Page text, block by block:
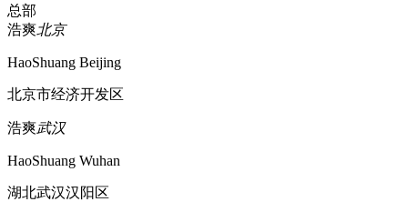
总部
浩爽北京
HaoShuang Beijing
北京市经济开发区
浩爽武汉
HaoShuang Wuhan
湖北武汉汉阳区